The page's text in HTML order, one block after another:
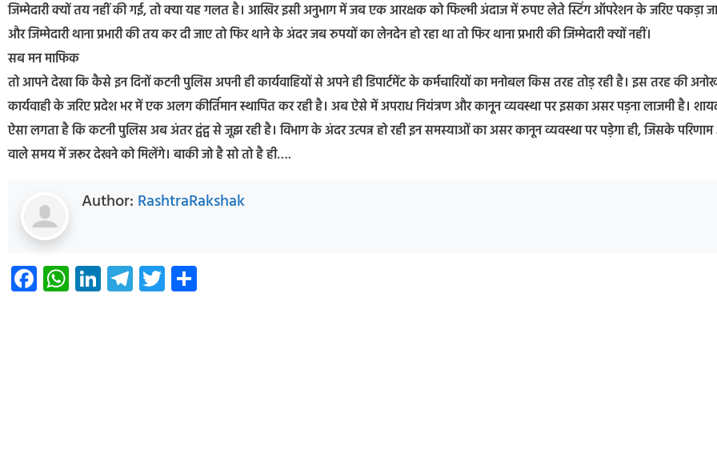
जिम्मेदारी क्यों तय नहीं की गई, तो क्या यह गलत है। आखिर इसी अनुभाग में जब एक आरक्षक को फिल्मी अंदाज में रुपए लेते स्टिंग ऑपरेशन के जरिए पकड़ा
और जिम्मेदारी थाना प्रभारी की तय कर दी जाए तो फिर थाने के अंदर जब रुपयों का लेनदेन हो रहा था तो फिर थाना प्रभारी की जिम्मेदारी क्यों नहीं।
सब मन माफिक
तो आपने देखा कि कैसे इन दिनों कटनी पुलिस अपनी ही कार्यवाहियों से अपने ही डिपार्टमेंट के कर्मचारियों का मनोबल किस तरह तोड़ रही है। इस तरह की
कार्यवाही के जरिए प्रदेश भर में एक अलग कीर्तिमान स्थापित कर रही है। अब ऐसे में अपराध नियंत्रण और कानून व्यवस्था पर इसका असर पड़ना लाजमी है।
ऐसा लगता है कि कटनी पुलिस अब अंतर द्वंद्व से जूझ रही है। विभाग के अंदर उत्पन्न हो रही इन समस्याओं का असर कानून व्यवस्था पर पड़ेगा ही, जिसके
वाले समय में जरूर देखने को मिलेंगे। बाकी जो है सो तो है ही….
Author: RashtraRakshak
Facebook
WhatsApp
LinkedIn
Telegram
Twitter